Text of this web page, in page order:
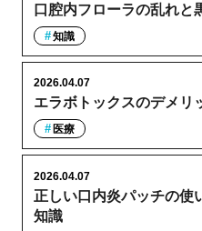
口腔内フローラの乱れと
知識
エラボトックスのデメリ
2026.04.07
医療
正しい口内炎パッチの使
知識
2026.04.07